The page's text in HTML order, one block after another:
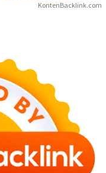
KontenBacklink.com